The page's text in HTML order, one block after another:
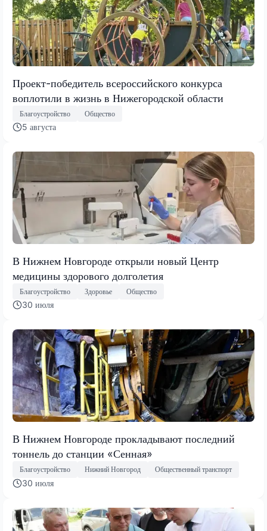
Проект-победитель всероссийского конкурса
воплотили в жизнь в Нижегородской области
Благоустройство Общество
5 августа
В Нижнем Новгороде открыли новый Центр
медицины здорового долголетия
Благоустройство Здоровье Общество
30 июля
В Нижнем Новгороде прокладывают последний
тоннель до станции «Сенная»
Благоустройство Нижний Новгород Общественный транспорт
30 июля